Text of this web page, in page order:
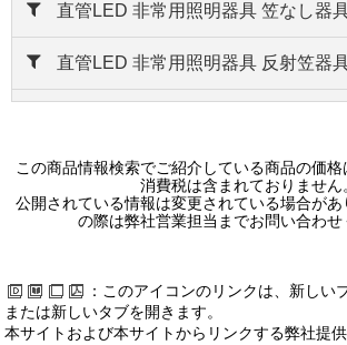
直管LED 非常用照明器具 笠なし器
直管LED 非常用照明器具 反射笠器
直管LED 非常用照明器具 防湿・防
直管LED 非常用照明器具 防湿・防
直管LED 非常用照明器具 長時間（
この商品情報検索でご紹介している商品の価格
消費税は含まれておりません
公開されている情報は変更されている場合があ
の際は弊社営業担当までお問い合わせ
：このアイコンのリンクは、新しい
または新しいタブを開きます。
本サイトおよび本サイトからリンクする弊社提